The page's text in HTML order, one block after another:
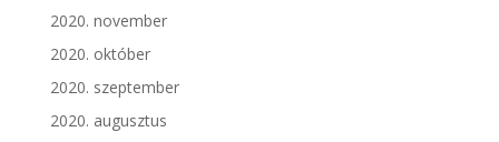
2020. november
2020. október
2020. szeptember
2020. augusztus